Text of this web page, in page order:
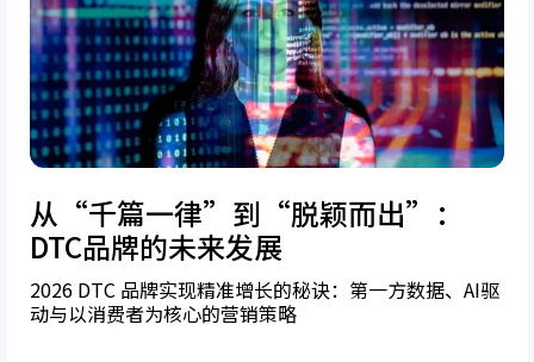
从“千篇一律”到“脱颖而出”：
DTC品牌的未来发展
2026 DTC 品牌实现精准增长的秘诀：第一方数据、AI驱
动与以消费者为核心的营销策略